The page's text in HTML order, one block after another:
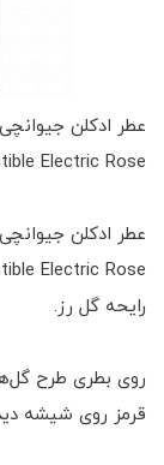
Electric Rose
رایحه گل رز.
قرمز روی شیشه